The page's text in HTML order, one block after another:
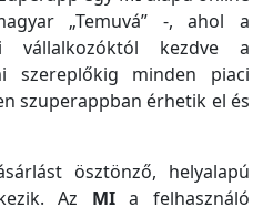
„Temuvá” -, ahol a
vállalkozóktól kezdve a
szereplőkig minden piaci
szuperappban érhetik el és
ösztönző, helyalapú
Az MIa felhasználó